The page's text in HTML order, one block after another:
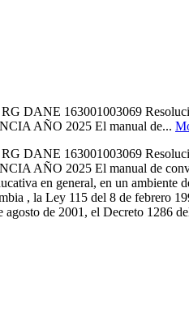
163001003069
AÑO 2025 El manual de...
163001003069
2025 El manual de
en general, en un
, la Ley 115 del 8 de febrero
de 2001, el Decreto 1286